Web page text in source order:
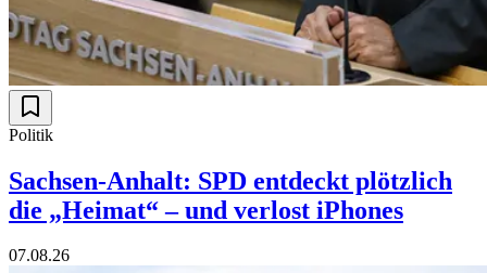
Politik
Sachsen-Anhalt: SPD entdeckt plötzlich
die „Heimat“ – und verlost iPhones
07.08.26